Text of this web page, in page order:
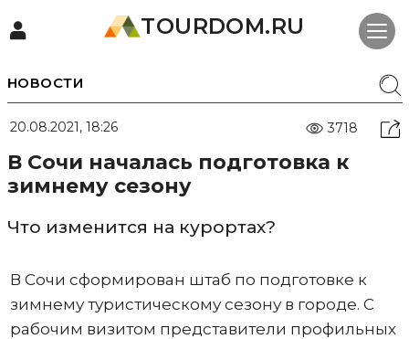
TOURDOM.RU
НОВОСТИ
20.08.2021, 18:26 3718
В Сочи началась подготовка к
зимнему сезону
Что изменится на курортах?
В Сочи сформирован штаб по подготовке к
зимнему туристическому сезону в городе. С
рабочим визитом представители профильных